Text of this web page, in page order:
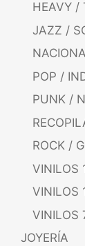
HEAVY /
JAZZ /
POP /
PUNK /
ROCK /
VINILOS
VINILOS
VINILOS
JOYERÍA